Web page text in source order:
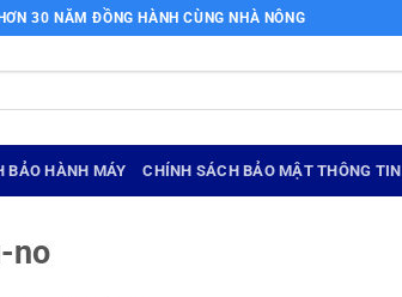
30 NĂM ĐỒNG HÀNH CÙNG NHÀ NÔNG
BẢO HÀNH MÁY CHÍNH SÁCH BẢO MẬT THÔNG TIN
no